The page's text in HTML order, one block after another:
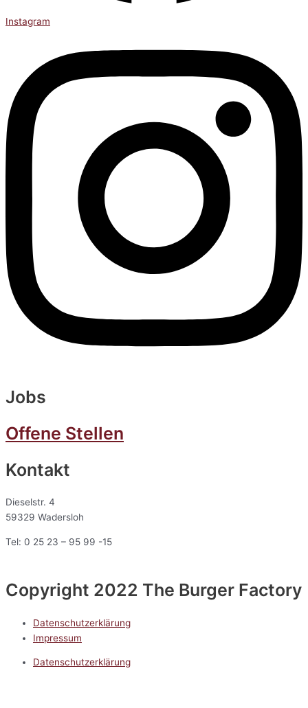
Instagram
Jobs
Offene Stellen
Kontakt
Dieselstr. 4
59329 Wadersloh
Tel: 0 25 23 – 95 99 -15
Copyright 2022 The Burger Factory
Datenschutzerklärung
Impressum
Datenschutzerklärung